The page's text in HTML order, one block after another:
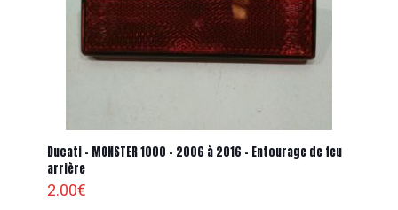
Ducati – MONSTER 1000 – 2006 à 2016 – Entourage de feu
arrière
2.00€